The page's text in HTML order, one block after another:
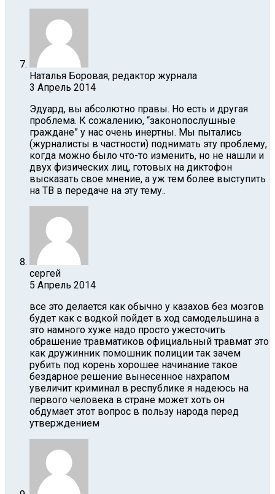
Наталья Боровая, редактор журнала
3 Апрель 2014
Эдуард, вы абсолютно правы. Но есть и другая
проблема. К сожалению, “законопослушные
граждане” у нас очень инертны. Мы пытались
(журналисты в частности) поднимать эту проблему,
когда можно было что-то изменить, но не нашли и
двух физических лиц, готовых на диктофон
высказать свое мнение, а уж тем более выступить
на ТВ в передаче на эту тему..
сергей
5 Апрель 2014
все это делается как обычно у казахов без мозгов
будет как с водкой пойдет в ход самодельшина а
это намного хуже надо просто ужесточить
обрашение травматиков официальный травмат это
как дружинник помошник полиции так зачем
рубить под корень хорошее начинание такое
бездарное решение вынесенное нахрапом
увеличит криминал в республике я надеюсь на
первого человека в стране может хоть он
обдумает этот вопрос в пользу народа перед
утверждением